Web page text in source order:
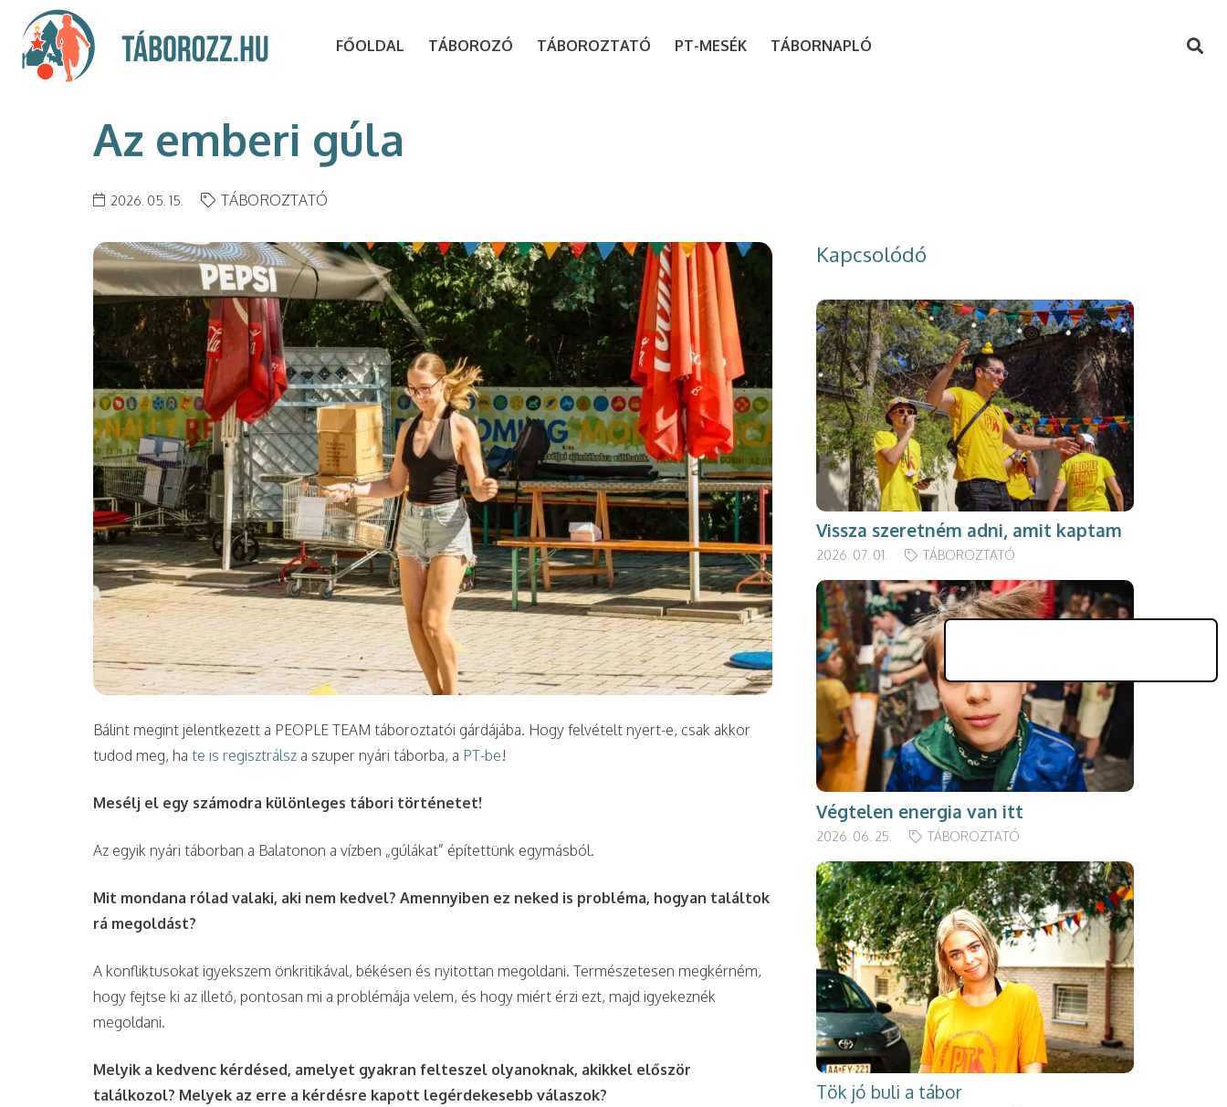
FŐOLDAL TÁBOROZÓ TÁBOROZTATÓ PT-MESÉK TÁBORNAPLÓ
Az emberi gúla
2026. 05. 15. TÁBOROZTATÓ
Bálint megint jelentkezett a PEOPLE TEAM táboroztatói gárdájába. Hogy felvételt nyert-e, csak akkor
tudod meg, ha te is regisztrálsz a szuper nyári táborba, a PT-be!
Mesélj el egy számodra különleges tábori történetet!
Az egyik nyári táborban a Balatonon a vízben „gúlákat” építettünk egymásból.
Mit mondana rólad valaki, aki nem kedvel? Amennyiben ez neked is probléma, hogyan találtok
rá megoldást?
A konfliktusokat igyekszem önkritikával, békésen és nyitottan megoldani. Természetesen megkérném,
hogy fejtse ki az illető, pontosan mi a problémája velem, és hogy miért érzi ezt, majd igyekeznék
megoldani.
Melyik a kedvenc kérdésed, amelyet gyakran felteszel olyanoknak, akikkel először
találkozol? Melyek az erre a kérdésre kapott legérdekesebb válaszok?
Kapcsolódó
Vissza szeretném adni, amit kaptam
2026. 07. 01. TÁBOROZTATÓ
Végtelen energia van itt
2026. 06. 25. TÁBOROZTATÓ
Tök jó buli a tábor